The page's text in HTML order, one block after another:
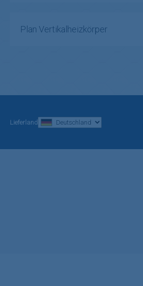
Plan Vertikalheizkörper
Lieferland